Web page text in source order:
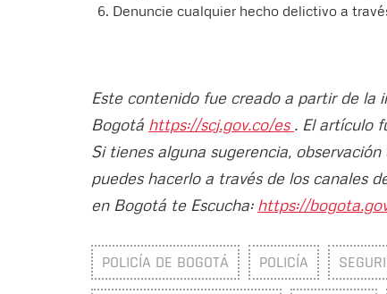
Denuncie cualquier hecho delictivo a
Este contenido fue creado a partir de la
Bogotá https://scj.gov.co/es . El artículo
Si tienes alguna sugerencia,
puedes hacerlo a través de los canales
en Bogotá te Escucha: https://
POLICÍA DE BOGOTÁ POLICÍA